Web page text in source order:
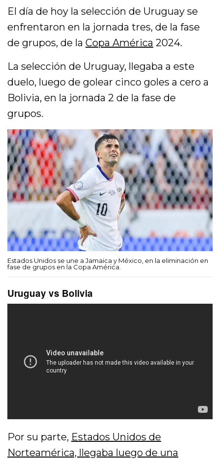
El día de hoy la selección de Uruguay se
enfrentaron en la jornada tres, de la fase
de grupos, de laCopa América 2024.
La selección de Uruguay, llegaba a este
duelo, luego de golear cinco goles a cero a
Bolivia, en la jornada 2 de la fase de
grupos.
Estados Unidos se une a Jamaica y México, en la eliminación en
fase de grupos en la Copa América.
Uruguay vs Bolivia
Por su parte, Estados Unidos de
Norteamérica, llegaba luego de una